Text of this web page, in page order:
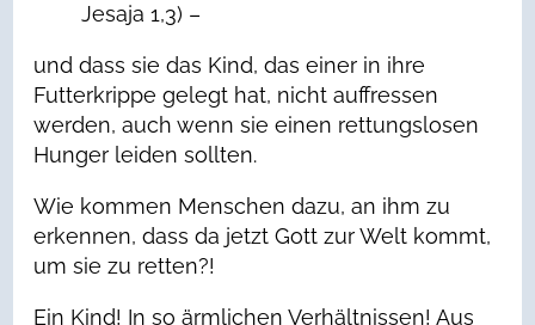
Jesaja 1,3) –
und dass sie das Kind, das einer in ihre
Futterkrippe gelegt hat, nicht auffressen
werden, auch wenn sie einen rettungslosen
Hunger leiden sollten.
Wie kommen Menschen dazu, an ihm zu
erkennen, dass da jetzt Gott zur Welt kommt,
um sie zu retten?!
Ein Kind! In so ärmlichen Verhältnissen! Aus